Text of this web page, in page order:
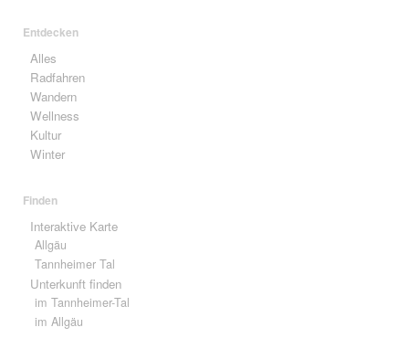
Entdecken
Alles
Radfahren
Wandern
Wellness
Kultur
Winter
Finden
Interaktive Karte
Allgäu
Tannheimer Tal
Unterkunft finden
im Tannheimer-Tal
im Allgäu